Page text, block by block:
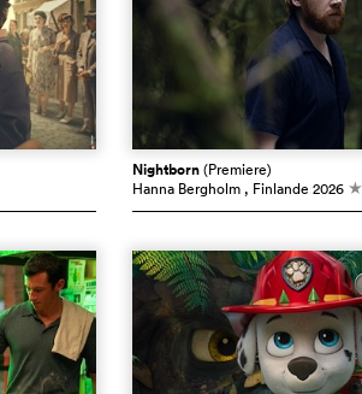
Nightborn(Premiere)
Hanna Bergholm , Finlande 2026 c